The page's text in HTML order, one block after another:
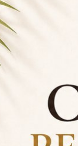
curato meglio
arredare la